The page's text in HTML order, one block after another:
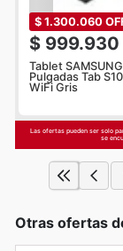
$ 1.300.060
$ 999.930
Tablet
Pulgadas Tab
WiFi Gris
Las ofertas pueden ser solo
se
Otras ofertas